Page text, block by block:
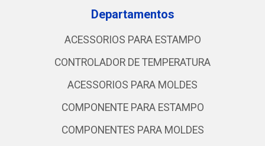
Departamentos
ACESSORIOS PARA ESTAMPO
CONTROLADOR DE TEMPERATURA
ACESSORIOS PARA MOLDES
COMPONENTE PARA ESTAMPO
COMPONENTES PARA MOLDES